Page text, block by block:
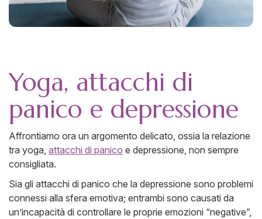
Yoga, attacchi di
panico e depressione
Affrontiamo ora un argomento delicato, ossia la relazione
tra yoga, attacchi di panico e depressione, non sempre
consigliata.
Sia gli attacchi di panico che la depressione sono problemi
connessi alla sfera emotiva; entrambi sono causati da
un’incapacità di controllare le proprie emozioni “negative”,